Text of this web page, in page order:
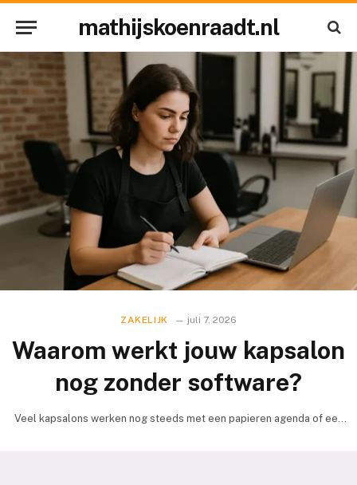
mathijskoenraadt.nl
ZAKELIJK juli 7, 2026
Waarom werkt jouw kapsalon
nog zonder software?
Veel kapsalons werken nog steeds met een papieren agenda of een